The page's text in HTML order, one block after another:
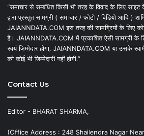
“समाचार से सम्बंधित किसी भी तरह के विवाद के लिए
द्वारा प्रस्तुत सामग्री ( समाचार / फोटो / विडियो आदि )
JAIANNDATA.COM इस तरह की सामग्रियों के लिए कोई
है। JAIANNDATA.COM में प्रकाशित ऐसी सामग्री के
स्वयं जिम्मेदार होगा, JAIANNDATA.COM या उसके
की कोई भी जिम्मेदारी नहीं होगी.”
Contact Us
Editor - BHARAT SHARMA,
(Office Address : 248 Shailendra Nagar